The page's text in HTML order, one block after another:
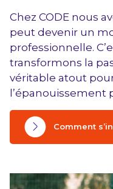
Chez CODE nous
peut devenir un
professionnelle.
transformons la
véritable atout
l’épanouissement
Comment